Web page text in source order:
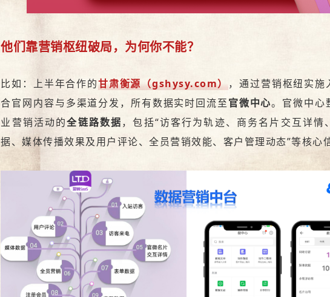
他们靠营销枢纽破局，为何你不能？
比如：上半年合作的甘肃衡源（gshysy.com） ，通过营销枢纽实施
合官网内容与多渠道分发，所有数据实时回流至官微中心。官微中心
业营销活动的全链路数据，包括“访客行为轨迹、商务名片交互详情
据、媒体传播效果及用户评论、全员营销效能、客户管理动态”等核心